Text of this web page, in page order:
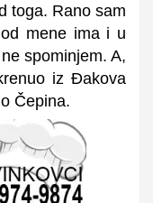
toga. Rano sam
mene ima i u
spominjem. A,
iz Đakova
Čepina.